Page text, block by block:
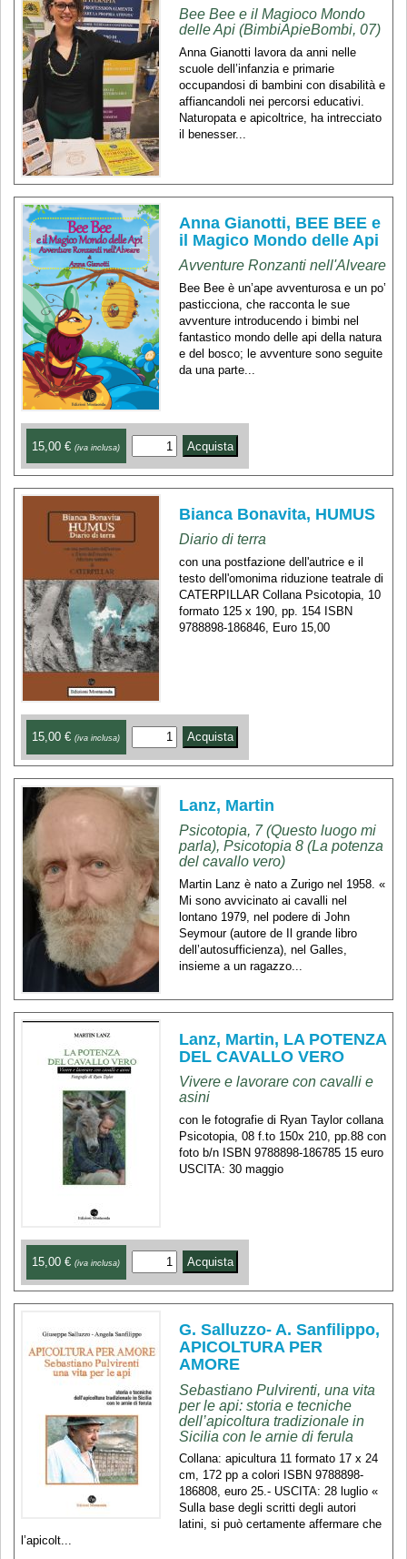
Bee Bee e il Magioco Mondo
delle Api (BimbiApieBombi, 07)
Anna Gianotti lavora da anni nelle
scuole dell’infanzia e primarie
occupandosi di bambini con disabilità e
affiancandoli nei percorsi educativi.
Naturopata e apicoltrice, ha intrecciato
il benesser...
Anna Gianotti, BEE BEE e
il Magico Mondo delle Api
Avventure Ronzanti nell'Alveare
Bee Bee è un’ape avventurosa e un po’
pasticciona, che racconta le sue
avventure introducendo i bimbi nel
fantastico mondo delle api della natura
e del bosco; le avventure sono seguite
da una parte...
15,00 € (iva inclusa)
Bianca Bonavita, HUMUS
Diario di terra
con una postfazione dell'autrice e il
testo dell'omonima riduzione teatrale di
CATERPILLAR Collana Psicotopia, 10
formato 125 x 190, pp. 154 ISBN
9788898-186846, Euro 15,00
15,00 € (iva inclusa)
Lanz, Martin
Psicotopia, 7 (Questo luogo mi
parla), Psicotopia 8 (La potenza
del cavallo vero)
Martin Lanz è nato a Zurigo nel 1958. «
Mi sono avvicinato ai cavalli nel
lontano 1979, nel podere di John
Seymour (autore de Il grande libro
dell’autosufficienza), nel Galles,
insieme a un ragazzo...
Lanz, Martin, LA POTENZA
DEL CAVALLO VERO
Vivere e lavorare con cavalli e
asini
con le fotografie di Ryan Taylor collana
Psicotopia, 08 f.to 150x 210, pp.88 con
foto b/n ISBN 9788898-186785 15 euro
USCITA: 30 maggio
15,00 € (iva inclusa)
G. Salluzzo- A. Sanfilippo,
APICOLTURA PER
AMORE
Sebastiano Pulvirenti, una vita
per le api: storia e tecniche
dell’apicoltura tradizionale in
Sicilia con le arnie di ferula
Collana: apicultura 11 formato 17 x 24
cm, 172 pp a colori ISBN 9788898-
186808, euro 25.- USCITA: 28 luglio «
Sulla base degli scritti degli autori
latini, si può certamente affermare che
l’apicolt...